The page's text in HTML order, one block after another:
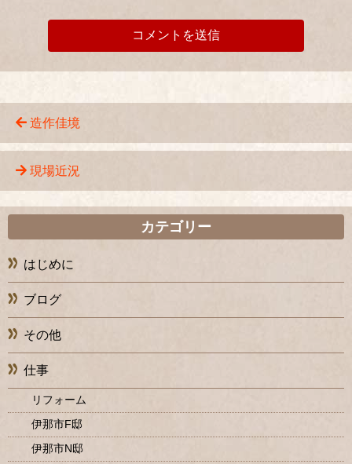
造作佳境
現場近況
カテゴリー
はじめに
ブログ
その他
仕事
リフォーム
伊那市F邸
伊那市N邸